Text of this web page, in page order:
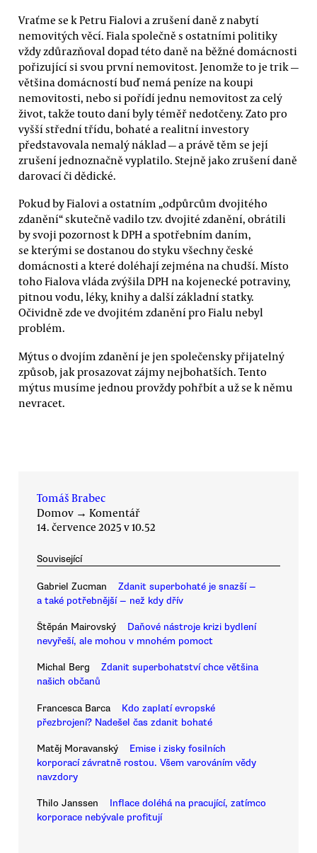
Vraťme se k Petru Fialovi a zrušení daně z nabytí
nemovitých věcí. Fiala společně s ostatními politiky
vždy zdůrazňoval dopad této daně na běžné domácnosti
pořizující si svou první nemovitost. Jenomže to je trik —
většina domácností buď nemá peníze na koupi
nemovitosti, nebo si pořídí jednu nemovitost za celý
život, takže touto daní byly téměř nedotčeny. Zato pro
vyšší střední třídu, bohaté a realitní investory
představovala nemalý náklad — a právě těm se její
zrušení jednoznačně vyplatilo. Stejně jako zrušení daně
darovací či dědické.
Pokud by Fialovi a ostatním „odpůrcům dvojitého
zdanění“ skutečně vadilo tzv. dvojité zdanění, obrátili
by svoji pozornost k DPH a spotřebním daním,
se kterými se dostanou do styku všechny české
domácnosti a které doléhají zejména na chudší. Místo
toho Fialova vláda zvýšila DPH na kojenecké potraviny,
pitnou vodu, léky, knihy a další základní statky.
Očividně zde ve dvojitém zdanění pro Fialu nebyl
problém.
Mýtus o dvojím zdanění je jen společensky přijatelný
způsob, jak prosazovat zájmy nejbohatších. Tento
mýtus musíme jednou provždy pohřbít a už se k němu
nevracet.
Tomáš Brabec
Domov → Komentář
14. července 2025 v 10.52
Související
Gabriel Zucman
Zdanit superbohaté je snazší —
a také potřebnější — než kdy dřív
Štěpán Mairovský
Daňové nástroje krizi bydlení
nevyřeší, ale mohou v mnohém pomoct
Michal Berg
Zdanit superbohatství chce většina
našich občanů
Francesca Barca
Kdo zaplatí evropské
přezbrojení? Nadešel čas zdanit bohaté
Matěj Moravanský
Emise i zisky fosilních
korporací závratně rostou. Všem varováním vědy
navzdory
Thilo Janssen
Inflace doléhá na pracující, zatímco
korporace nebývale profitují